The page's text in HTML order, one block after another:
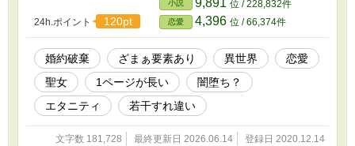
という作品も同時に書いているので、この作品が気に入りましたら
是非読んでみてください。
24h.ポイント 120pt
小説 位 / 228,832件
恋愛 4,396 位 / 66,374件
婚約破棄 ざまぁ要素あり 異世界
恋愛
聖女
1ページが長い
闇堕ち？
エタニティ
若干すれ違い
文字数 181,728 最終更新日 2026.06.14 登録日 2020.12.14